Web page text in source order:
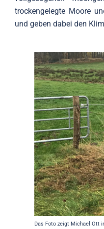
trockengelegte Moore
und geben dabei den
Das Foto zeigt Michael Ott